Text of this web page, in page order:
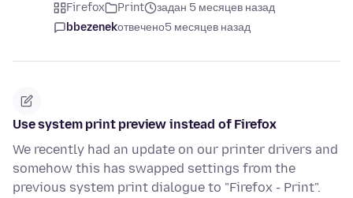
Firefox Print
задан 5 месяцев назад
bbezenekотвечено5 месяцев назад
Use system print preview instead of Firefox
We recently had an update on our printer drivers and
somehow this has swapped settings from the
previous system print dialogue to "Firefox - Print".